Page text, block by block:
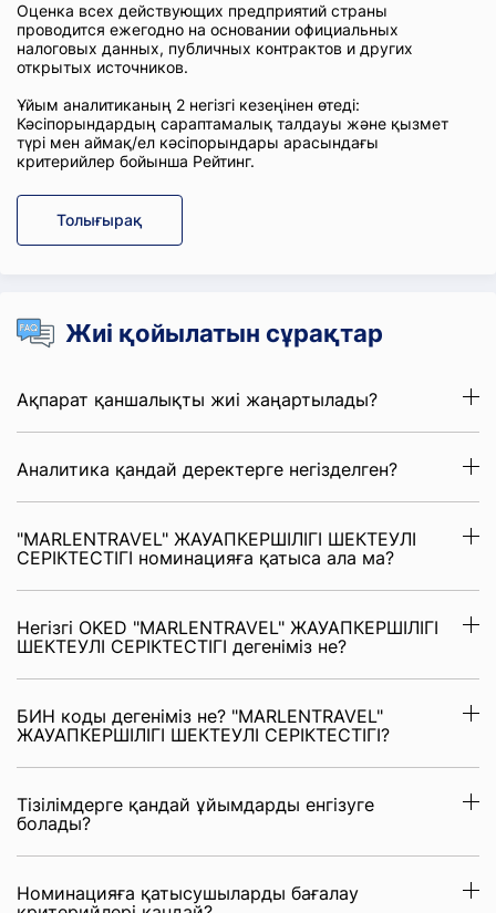
Оценка всех действующих предприятий страны
проводится ежегодно на основании официальных
налоговых данных, публичных контрактов и других
открытых источников.
Ұйым аналитиканың 2 негізгі кезеңінен өтеді:
Кәсіпорындардың сараптамалық талдауы және қызмет
түрі мен аймақ/ел кәсіпорындары арасындағы
критерийлер бойынша Рейтинг.
Толығырақ
Жиі қойылатын сұрақтар
Ақпарат қаншалықты жиі жаңартылады?
Аналитика қандай деректерге негізделген?
"MARLENTRAVEL" ЖАУАПКЕРШІЛІГІ ШЕКТЕУЛІ
СЕРІКТЕСТІГІ номинацияға қатыса ала ма?
Негізгі OKED "MARLENTRAVEL" ЖАУАПКЕРШІЛІГІ
ШЕКТЕУЛІ СЕРІКТЕСТІГІ дегеніміз не?
БИН коды дегеніміз не? "MARLENTRAVEL"
ЖАУАПКЕРШІЛІГІ ШЕКТЕУЛІ СЕРІКТЕСТІГІ?
Тізілімдерге қандай ұйымдарды енгізуге
болады?
Номинацияға қатысушыларды бағалау